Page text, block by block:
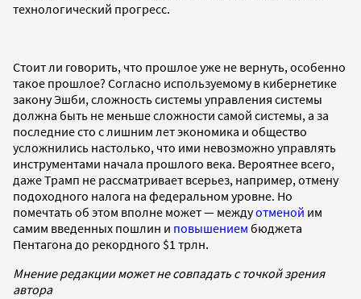
технологический прогресс.
Стоит ли говорить, что прошлое уже не вернуть, особенно
такое прошлое? Согласно используемому в кибернетике
закону Эшби, сложность системы управления системы
должна быть не меньше сложности самой системы, а за
последние сто с лишним лет экономика и общество
усложнились настолько, что ими невозможно управлять
инструментами начала прошлого века. Вероятнее всего,
даже Трамп не рассматривает всерьез, например, отмену
подоходного налога на федеральном уровне. Но
помечтать об этом вполне может — междуотменой им
самим введенных пошлин и повышением бюджета
Пентагона до рекордного $1 трлн.
Мнение редакции может не совпадать с точкой зрения
автора